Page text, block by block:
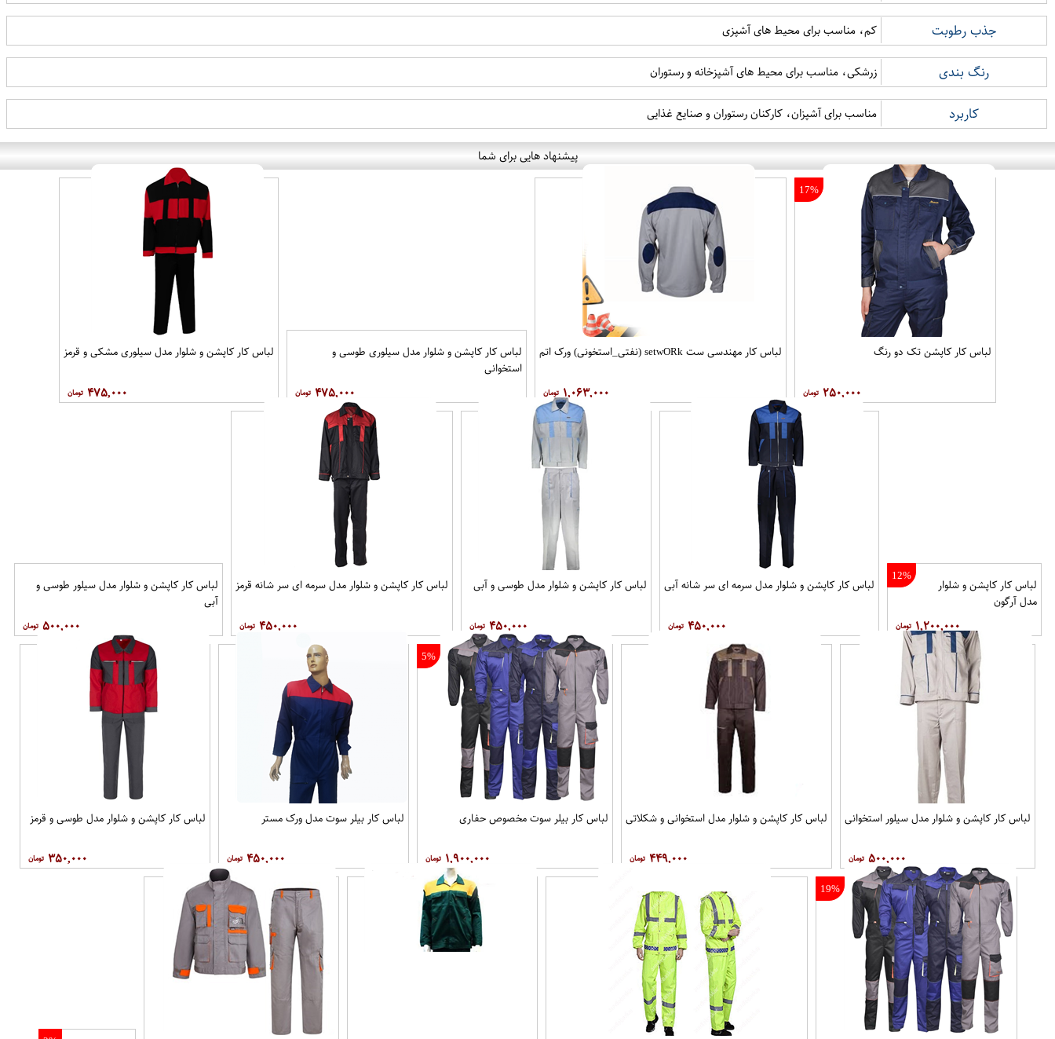
جذب رطوبت کم، مناسب برای محیط های آشپزی
رنگ بندی زرشکی، مناسب برای محیط های آشپزخانه و رستوران
کاربرد مناسب برای آشپزان، کارکنان رستوران و صنایع غذایی
پیشنهاد هایی برای شما
17%
لباس کار کاپشن تک دو رنگ
۲۵۰,۰۰۰
لباس کار مهندسی ست setwO​Rk (نفتی_استخونی) ورک اتم
۱,۰۶۳,۰۰۰
لباس کار کاپشن و شلوار مدل سيلوری طوسی و
استخوانی
۴۷۵,۰۰۰
لباس کار کاپشن و شلوار مدل سیلوری مشکی و قرمز
۴۷۵,۰۰۰
12%
لباس کار کاپشن و شلوار
مدل آرگون
۱,۲۰۰,۰۰۰
لباس کار کاپشن و شلوار مدل سرمه ای سر شانه آبی
۴۵۰,۰۰۰
لباس کار کاپشن و شلوار مدل طوسی و آبی
۴۵۰,۰۰۰
لباس کار کاپشن و شلوار مدل سرمه ای سر شانه قرمز
۴۵۰,۰۰۰
لباس کار کاپشن و شلوار مدل سیلور طوسی و
آبی
۵۰۰,۰۰۰
لباس کار کاپشن و شلوار مدل سیلور استخوانی
۵۰۰,۰۰۰
لباس کار کاپشن و شلوار مدل استخوانی و شکلاتی
۴۴۹,۰۰۰
5%
لباس کار بیلر سوت مخصوص حفاری
۱,۹۰۰,۰۰۰
لباس کار بیلر سوت مدل ورک مستر
۴۵۰,۰۰۰
لباس کار کاپشن و شلوار مدل طوسی و قرمز
۳۵۰,۰۰۰
19%